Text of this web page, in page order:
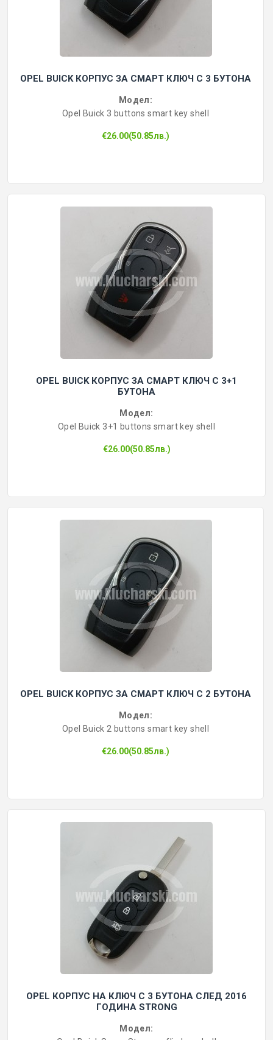
ЧАСТИ ЗА АВТОКЛЮЧОВЕ
АКСЕСОАРИ ЗА АВТОКЛЮЧОВЕ
КОНТРОЛ НА ДОСТЪП
БРАВИ, ПАТРОНИ, АКСЕСОАРИ
КЛЮЧАРСКИ УСЛУГИ
ИМОБИЛАЙЗЕРИ
OPEL BUICK КОРПУС ЗА СМАРТ КЛЮЧ С 3 БУТОНА
Модел:
Opel Buick 3 buttons smart key shell
€26.00(50.85лв.)
OPEL BUICK КОРПУС ЗА СМАРТ КЛЮЧ С 3+1
БУТОНА
Модел:
Opel Buick 3+1 buttons smart key shell
€26.00(50.85лв.)
OPEL BUICK КОРПУС ЗА СМАРТ КЛЮЧ С 2 БУТОНА
Модел:
Opel Buick 2 buttons smart key shell
€26.00(50.85лв.)
OPEL КОРПУС НА КЛЮЧ С 3 БУТОНА СЛЕД 2016
ГОДИНА STRONG
Модел: